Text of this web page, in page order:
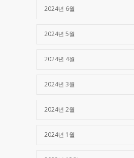
2024년 6월
2024년 5월
2024년 4월
2024년 3월
2024년 2월
2024년 1월